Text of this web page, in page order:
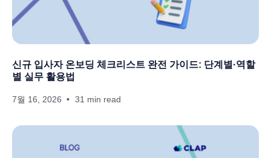
신규 입사자 온보딩 체크리스트 완전 가이드: 단계별·역할
별 실무 활용법
7월 16, 2026 31 min read